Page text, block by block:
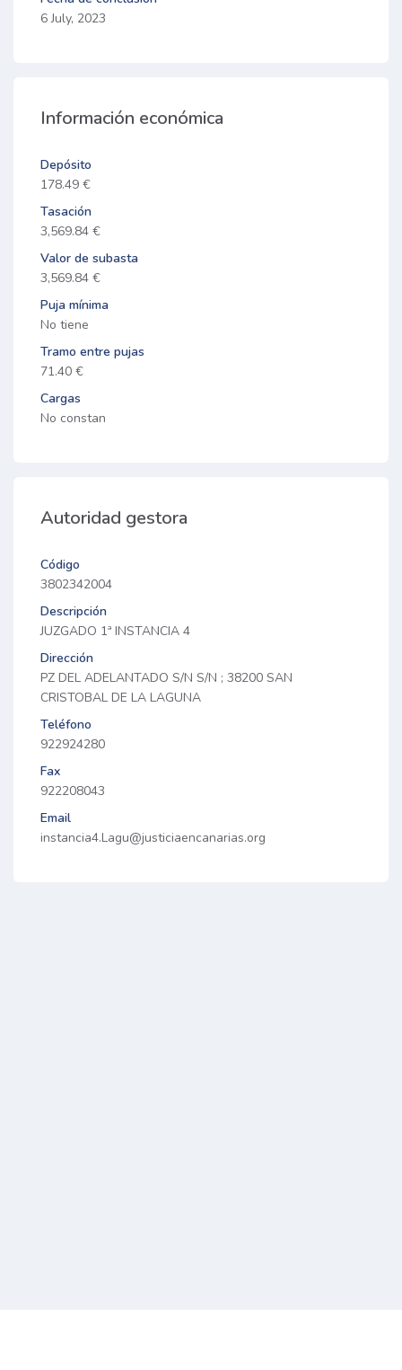
6 July, 2023
Información económica
Depósito
178.49 €
Tasación
3,569.84 €
Valor de subasta
3,569.84 €
Puja mínima
No tiene
Tramo entre pujas
71.40 €
Cargas
No constan
Autoridad gestora
Código
3802342004
Descripción
JUZGADO 1ª INSTANCIA 4
Dirección
PZ DEL ADELANTADO S/N S/N ; 38200 SAN
CRISTOBAL DE LA LAGUNA
Teléfono
922924280
Fax
922208043
Email
instancia4.Lagu@justiciaencanarias.org